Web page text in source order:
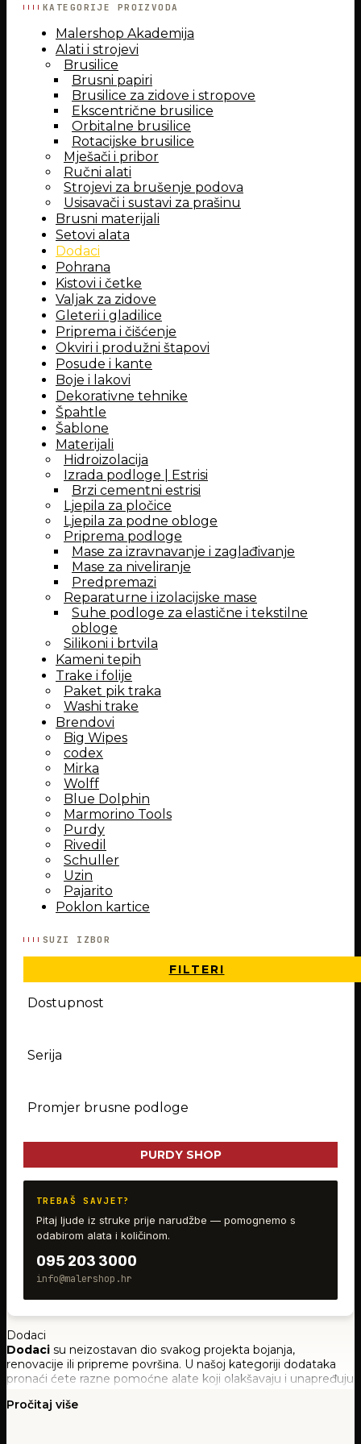
KATEGORIJE PROIZVODA
Malershop Akademija
Alati i strojevi
Brusilice
Brusni papiri
Brusilice za zidove i stropove
Ekscentrične brusilice
Orbitalne brusilice
Rotacijske brusilice
Mješači i pribor
Ručni alati
Strojevi za brušenje podova
Usisavači i sustavi za prašinu
Brusni materijali
Setovi alata
Dodaci
Pohrana
Kistovi i četke
Valjak za zidove
Gleteri i gladilice
Priprema i čišćenje
Okviri i produžni štapovi
Posude i kante
Boje i lakovi
Dekorativne tehnike
Špahtle
Šablone
Materijali
Hidroizolacija
Izrada podloge | Estrisi
Brzi cementni estrisi
Ljepila za pločice
Ljepila za podne obloge
Priprema podloge
Mase za izravnavanje i zaglađivanje
Mase za niveliranje
Predpremazi
Reparaturne i izolacijske mase
Suhe podloge za elastične i tekstilne
obloge
Silikoni i brtvila
Kameni tepih
Trake i folije
Paket pik traka
Washi trake
Brendovi
Big Wipes
codex
Mirka
Wolff
Blue Dolphin
Marmorino Tools
Purdy
Rivedil
Schuller
Uzin
Pajarito
Poklon kartice
SUZI IZBOR
FILTERI
Dostupnost
Serija
Promjer brusne podloge
PURDY SHOP
TREBAŠ SAVJET?
Pitaj ljude iz struke prije narudžbe — pomognemo s
odabirom alata i količinom.
095 203 3000
info@malershop.hr
Dodaci
Dodaci su neizostavan dio svakog projekta bojanja,
renovacije ili pripreme površina. U našoj kategoriji dodataka
pronaći ćete razne pomoćne alate koji olakšavaju i unapređuju
Pročitaj više